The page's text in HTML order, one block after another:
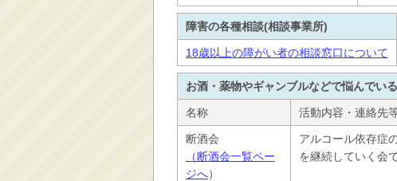
障害の各種相談(相談事業所)
18歳以上の障がい者の相談窓口について
お酒・薬物やギャンブルなどで悩んでい
名称 活動内容・連絡先
断酒会
（断酒会一覧ペー
ジへ）
アルコール依存症
を継続していく会で